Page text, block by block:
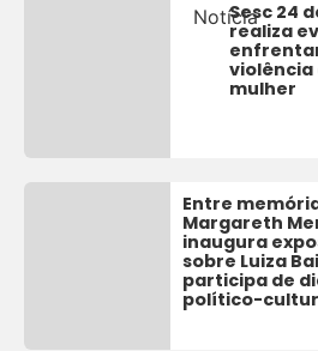
NotíciaSesc 24
realiza
mulher
Entre
Margareth
inaugura
sobre Luiza
participa de
político-